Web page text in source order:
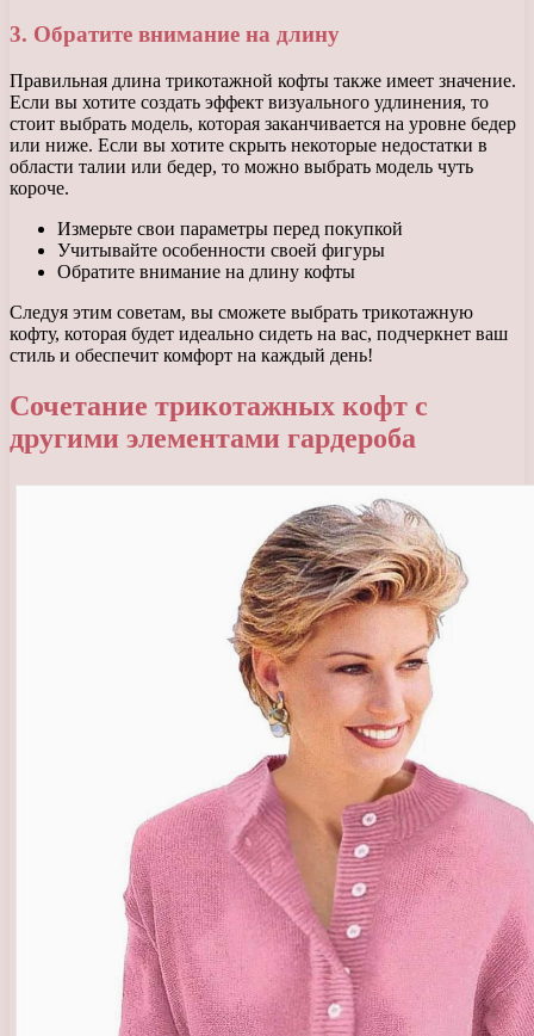
3. Обратите внимание на длину
Правильная длина трикотажной кофты также имеет значение.
Если вы хотите создать эффект визуального удлинения, то
стоит выбрать модель, которая заканчивается на уровне бедер
или ниже. Если вы хотите скрыть некоторые недостатки в
области талии или бедер, то можно выбрать модель чуть
короче.
Измерьте свои параметры перед покупкой
Учитывайте особенности своей фигуры
Обратите внимание на длину кофты
Следуя этим советам, вы сможете выбрать трикотажную
кофту, которая будет идеально сидеть на вас, подчеркнет ваш
стиль и обеспечит комфорт на каждый день!
Сочетание трикотажных кофт с
другими элементами гардероба